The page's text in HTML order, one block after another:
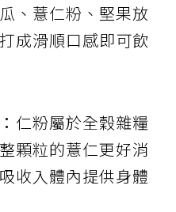
、薏仁粉、堅果放
成滑順口感即可飲
仁粉屬於全穀雜糧
顆粒的薏仁更好消
收入體內提供身體